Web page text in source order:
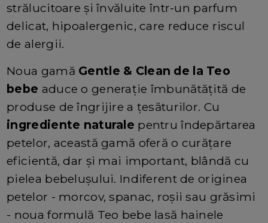
strălucitoare și învăluite într-un parfum
delicat, hipoalergenic, care reduce riscul
de alergii.
Noua gamă Gentle & Clean de la Teo
bebe aduce o generație îmbunătățită de
produse de îngrijire a țesăturilor. Cu
ingrediente naturale pentru îndepărtarea
petelor, această gamă oferă o curățare
eficientă, dar și mai important, blândă cu
pielea bebelușului. Indiferent de originea
petelor - morcov, spanac, roșii sau grăsimi
- noua formulă Teo bebe lasă hainele